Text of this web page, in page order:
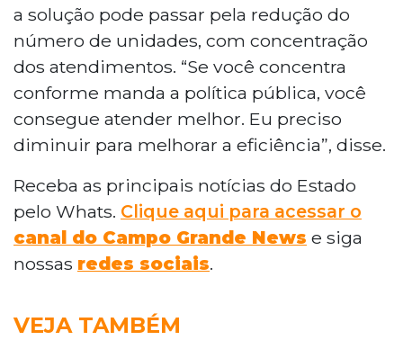
a solução pode passar pela redução do
número de unidades, com concentração
dos atendimentos. “Se você concentra
conforme manda a política pública, você
consegue atender melhor. Eu preciso
diminuir para melhorar a eficiência”, disse.
Receba as principais notícias do Estado
pelo Whats. Clique aqui para acessar o
canal do Campo Grande News e siga
nossas redes sociais.
VEJA TAMBÉM